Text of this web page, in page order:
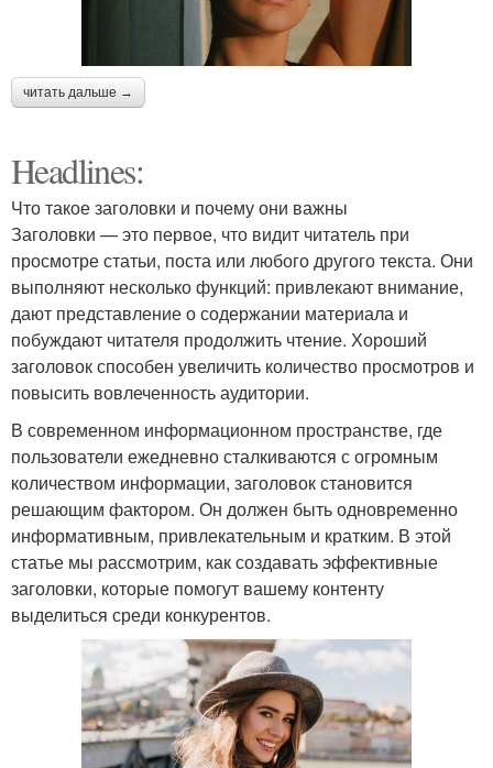
читать дальше →
Headlines:
Что такое заголовки и почему они важны
Заголовки — это первое, что видит читатель при
просмотре статьи, поста или любого другого текста. Они
выполняют несколько функций: привлекают внимание,
дают представление о содержании материала и
побуждают читателя продолжить чтение. Хороший
заголовок способен увеличить количество просмотров и
повысить вовлеченность аудитории.
В современном информационном пространстве, где
пользователи ежедневно сталкиваются с огромным
количеством информации, заголовок становится
решающим фактором. Он должен быть одновременно
информативным, привлекательным и кратким. В этой
статье мы рассмотрим, как создавать эффективные
заголовки, которые помогут вашему контенту
выделиться среди конкурентов.